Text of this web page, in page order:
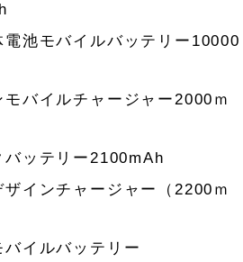
電池モバイルバッテリー10000
モバイルチャージャー2000ｍ
バッテリー2100mAh
ザインチャージャー（2200ｍ
イルバッテリー